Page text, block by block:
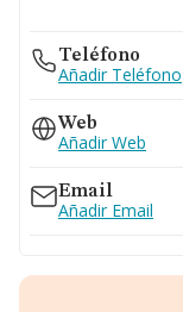
Teléfono
Añadir Teléfono
Web
Añadir Web
Email
Añadir Email